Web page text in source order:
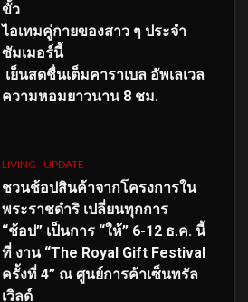
ขั้ว
ไอเทมคู่กายของสาว ๆ ประจำ
ซัมเมอร์นี้
เย็นสดชื่นเต็มคาราเบล อัพเลเวล
ความหอมยาวนาน 8 ชม.
LIVING UPDATE
ชวนช้อปสินค้าจากโครงการใน
พระราชดำริ เปลี่ยนทุกการ
“ช้อป” เป็นการ “ให้” 6-12 ธ.ค. นี้
ที่ งาน “The Royal Gift Festival
ครั้งที่ 4” ณ ศูนย์การค้าเซ็นทรัล
เวิลด์